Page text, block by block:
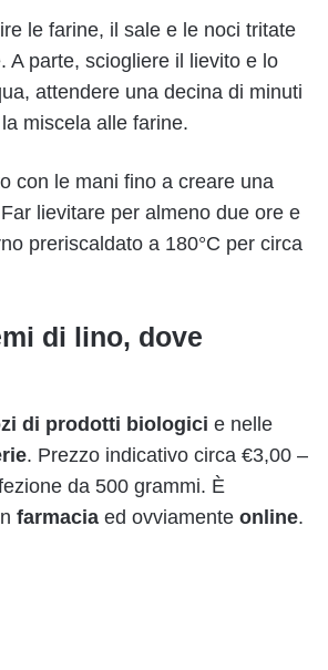
le farine, il sale e le noci tritate
A parte, sciogliere il lievito e lo
attendere una decina di minuti
miscela alle farine.
con le mani fino a creare una
lievitare per almeno due ore e
preriscaldato a 180°C per circa
di lino, dove
di prodotti biologici e nelle
. Prezzo indicativo circa €3,00 –
da 500 grammi. È
farmacia ed ovviamente online.